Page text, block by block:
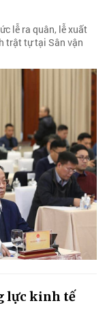
lễ ra quân, lễ xuất
trật tự tại Sân vận
lực kinh tế